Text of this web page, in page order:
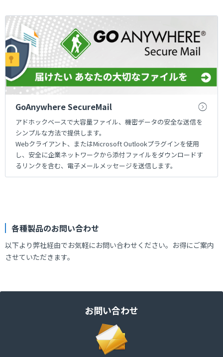
GoAnywhere SecureMail
アドホックベースで大容量ファイル、機密データの安全な送信を
シンプルな方法で提供します。
Webクライアント、またはMicrosoft Outlookプラグインを使用
し、安全に企業ネットワークから添付ファイルをダウンロードす
るリンクを含む、電子メールメッセージを送信します。
各種製品のお問い合わせ
以下より弊社経由でお気軽にお問い合わせください。お得にご案内
させていただきます。
お問い合わせ